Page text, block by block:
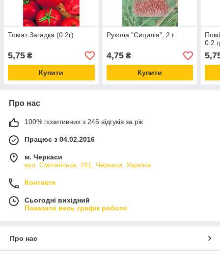
Томат Загадка (0.2г)
5,75 ₴
Купити
Рукола "Сицилія", 2 г
4,75₴
Купити
0.2
Про нас
100% позитивних з 246 відгуків за рік
Працює з 04.02.2016
м. Черкаси
вул. Смілянська, 181, Черкаси, Україна
Контакти
Сьогодні вихідний
Показати весь графік роботи
Про нас